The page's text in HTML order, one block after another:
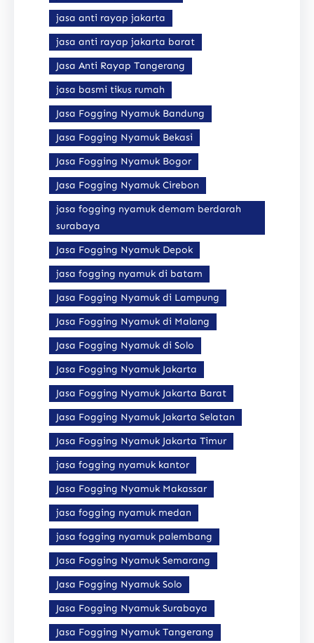
jasa anti rayap jakarta
jasa anti rayap jakarta barat
Jasa Anti Rayap Tangerang
jasa basmi tikus rumah
Jasa Fogging Nyamuk Bandung
Jasa Fogging Nyamuk Bekasi
Jasa Fogging Nyamuk Bogor
Jasa Fogging Nyamuk Cirebon
jasa fogging nyamuk demam berdarah
surabaya
Jasa Fogging Nyamuk Depok
jasa fogging nyamuk di batam
Jasa Fogging Nyamuk di Lampung
Jasa Fogging Nyamuk di Malang
Jasa Fogging Nyamuk di Solo
Jasa Fogging Nyamuk Jakarta
Jasa Fogging Nyamuk Jakarta Barat
Jasa Fogging Nyamuk Jakarta Selatan
Jasa Fogging Nyamuk Jakarta Timur
jasa fogging nyamuk kantor
Jasa Fogging Nyamuk Makassar
jasa fogging nyamuk medan
jasa fogging nyamuk palembang
Jasa Fogging Nyamuk Semarang
Jasa Fogging Nyamuk Solo
Jasa Fogging Nyamuk Surabaya
Jasa Fogging Nyamuk Tangerang